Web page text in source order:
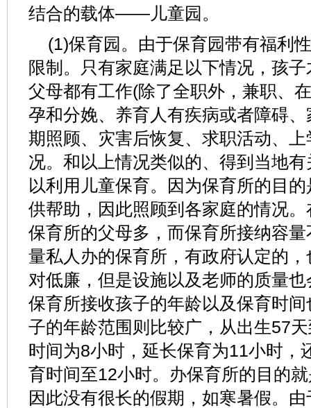
结合的载体——儿童园。
(1)保育园。由于保育园带有福利
限制。只有家庭满足以下情况，孩
父母都有工作(除了全职外，兼职、
孕和分娩、养育人有疾病或者障碍
期照顾、灾害后恢复、求职活动、
况。和以上情况类似的、得到当地
以利用儿童保育。因为保育所的目
供帮助，因此照顾到各家庭的情况
保育所的父母多，而保育所接纳容
量私人办的保育所，有政府认定的
对低廉，但是设施以及老师的质量
保育所接收孩子的年龄以及保育时
子的年龄范围则比较广，从出生57
时间为8小时，延长保育为11小时，
育时间至12小时。办保育所的目的
因此没有很长的假期，如寒暑假。